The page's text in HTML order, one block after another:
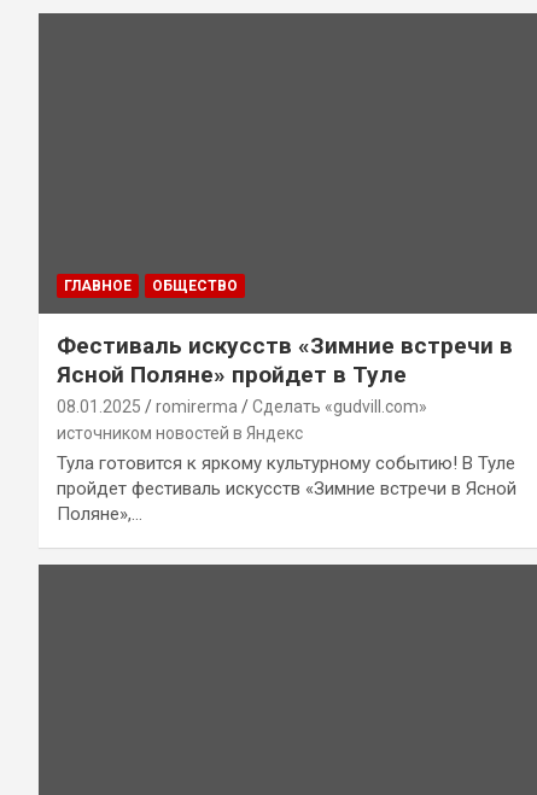
ГЛАВНОЕ ОБЩЕСТВО
Фестиваль искусств «Зимние встречи в
Ясной Поляне» пройдет в Туле
08.01.2025 romirerma
Сделать «gudvill.com»
источником новостей в Яндекс
Тула готовится к яркому культурному событию! В Туле
пройдет фестиваль искусств «Зимние встречи в Ясной
Поляне»,…